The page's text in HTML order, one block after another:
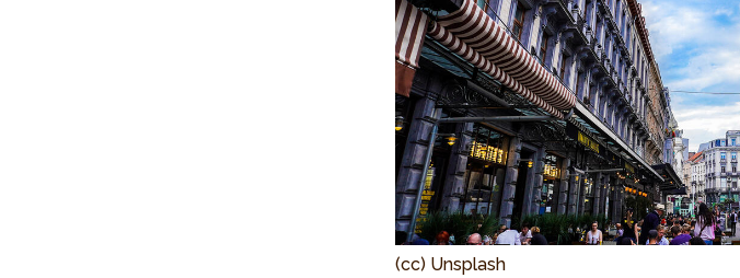
(cc) Unsplash